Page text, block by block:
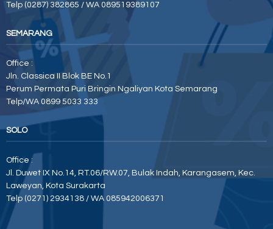
Telp (0287) 382865 / WA 089519389107
SEMARANG
Office :
Jln. Classica II Blok BE No.1
Perum Permata Puri Bringin Ngaliyan Kota Semarang
Telp/WA 0899 5033 333
SOLO
Office :
Jl. Duwet IX No.14, RT.06/RW.07, Bulak Indah, Karangasem, Kec.
Laweyan, Kota Surakarta
Telp (0271) 2934138 / WA 085942006371